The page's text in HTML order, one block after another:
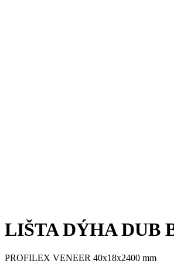
LIŠTA DÝHA DUB
PROFILEX VENEER 40x18x2400 mm